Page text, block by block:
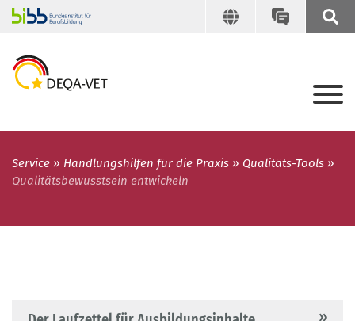
Service Handlungshilfen für die Praxis
Qualitäts-Tools
Qualitätsbewusstsein entwickeln